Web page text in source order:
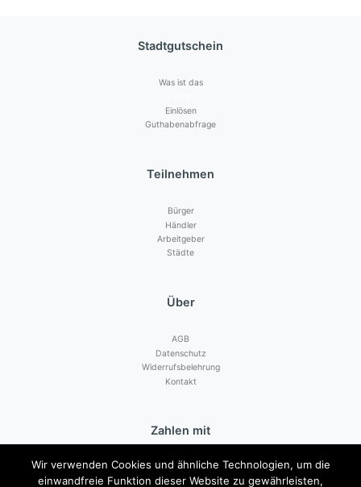
Stadtgutschein
Was ist das
Einlösen
Guthabenabfrage
Teilnehmen
Bürger
Händler
Arbeitgeber
Städte
Über
AGB
Datenschutz
Widerrufsbelehrung
Kontakt
Zahlen mit
Wir verwenden Cookies und ähnliche Technologien, um die
einwandfreie Funktion dieser Website zu gewährleisten,